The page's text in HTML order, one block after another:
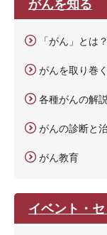
l
カ
タ
検
「がん」とは？
がんを取り巻
各種がんの解説
がんの診断と
がん教育
イベント・